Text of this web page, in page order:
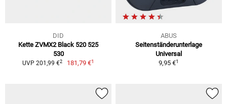
DID
Kette ZVMX2 Black 520 525
530
UVP 201,99 €2 181,79 €1
ABUS
Seitenständerunterlage
Universal
9,95 €1